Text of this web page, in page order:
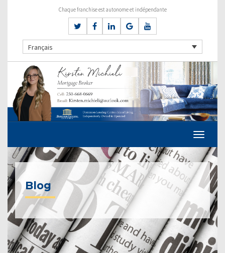
Chaque franchise est autonome et indépendante
Français
Blog